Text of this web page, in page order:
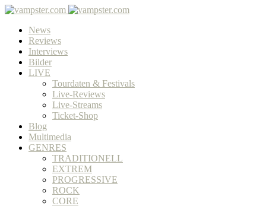
News
Reviews
Interviews
Bilder
LIVE
Tourdaten & Festivals
Live-Reviews
Live-Streams
Ticket-Shop
Blog
Multimedia
GENRES
TRADITIONELL
EXTREM
PROGRESSIVE
ROCK
CORE